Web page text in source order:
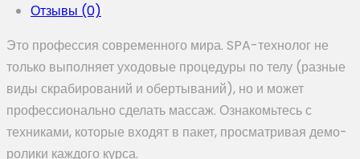
Отзывы (0)
Это профессия современного мира. SPA-технолог не
только выполняет уходовые процедуры по телу (разные
виды скрабирований и обертываний), но и может
профессионально сделать массаж. Ознакомьтесь с
техниками, которые входят в пакет, просматривая демо-
ролики каждого курса.